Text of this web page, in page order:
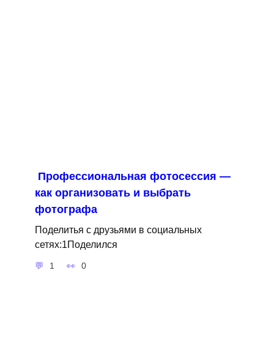
Профессиональная фотосессия —
как организовать и выбрать
фотографа
Поделитья с друзьями в социальных
сетях:1Поделился
1 0